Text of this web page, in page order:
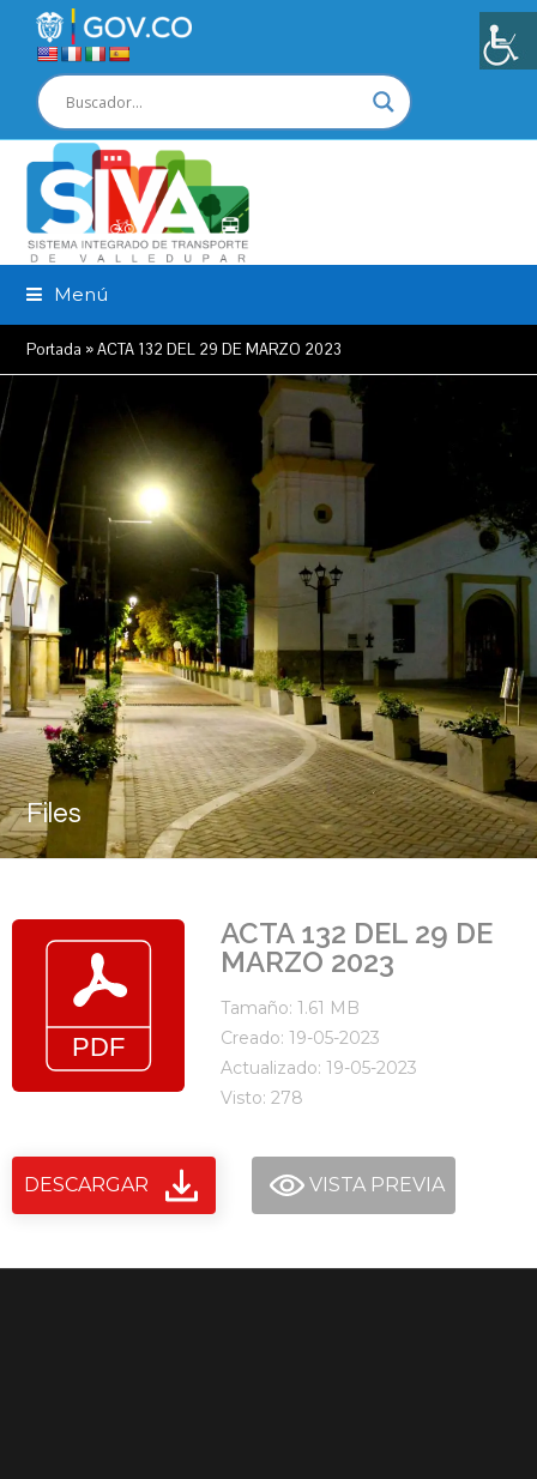
Menú
Portada »ACTA 132 DEL 29 DE MARZO 2023
Files
ACTA 132 DEL 29 DE
MARZO 2023
Tamaño: 1.61 MB
Creado: 19-05-2023
Actualizado: 19-05-2023
Visto: 278
DESCARGAR VISTA PREVIA